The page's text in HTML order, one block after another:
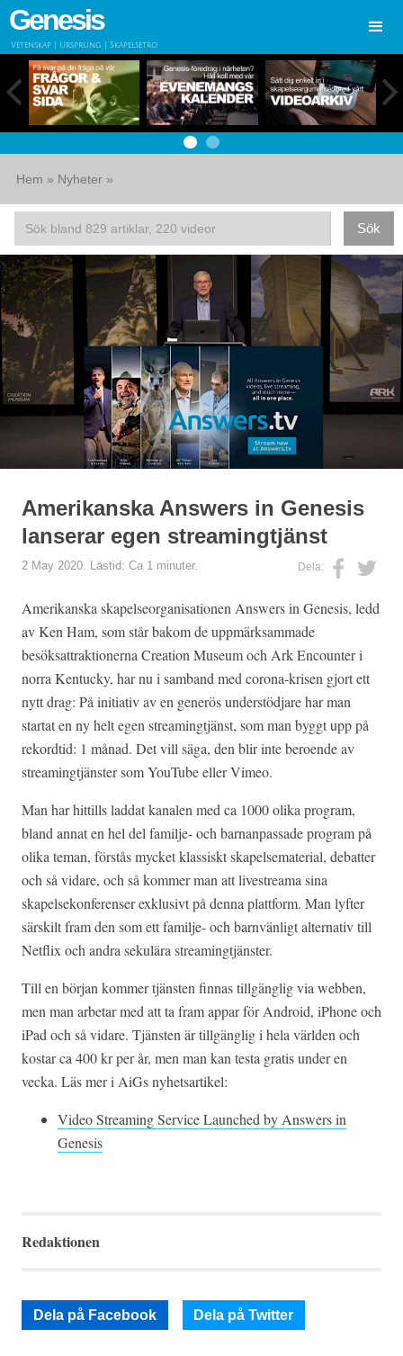
Genesis
Vetenskap | Ursprung | Skapelsetro
Hem » Nyheter »
Amerikanska Answers in Genesis
lanserar egen streamingtjänst
Dela:
2 May 2020. Lästid: Ca 1 minuter.
Amerikanska skapelseorganisationen Answers in Genesis, ledd
av Ken Ham, som står bakom de uppmärksammade
besöksattraktionerna Creation Museum och Ark Encounter i
norra Kentucky, har nu i samband med corona-krisen gjort ett
nytt drag: På initiativ av en generös understödjare har man
startat en ny helt egen streamingtjänst, som man byggt upp på
rekordtid: 1 månad. Det vill säga, den blir inte beroende av
streamingtjänster som YouTube eller Vimeo.
Man har hittills laddat kanalen med ca 1000 olika program,
bland annat en hel del familje- och barnanpassade program på
olika teman, förstås mycket klassiskt skapelsematerial, debatter
och så vidare, och så kommer man att livestreama sina
skapelsekonferenser exklusivt på denna plattform. Man lyfter
särskilt fram den som ett familje- och barnvänligt alternativ till
Netflix och andra sekulära streamingtjänster.
Till en början kommer tjänsten finnas tillgänglig via webben,
men man arbetar med att ta fram appar för Android, iPhone och
iPad och så vidare. Tjänsten är tillgänglig i hela världen och
kostar ca 400 kr per år, men man kan testa gratis under en
vecka. Läs mer i AiGs nyhetsartikel:
Video Streaming Service Launched by Answers in
Genesis
Redaktionen
Dela på Facebook Dela på Twitter